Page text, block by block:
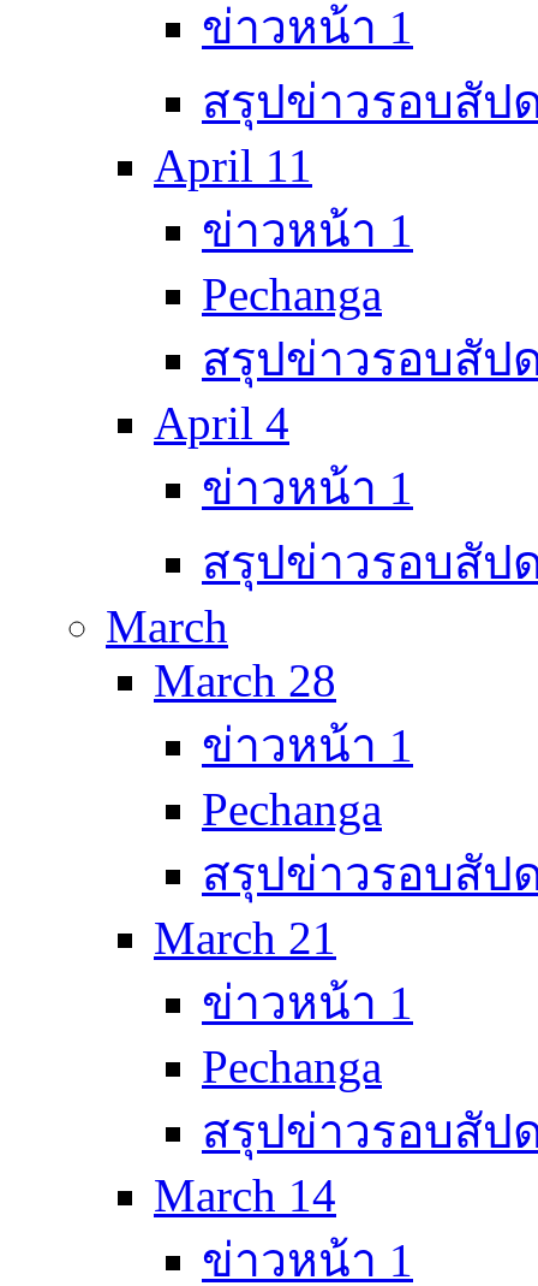
ข่าวหน้า 1
สรุปข่าวรอบสัป
April 11
ข่าวหน้า 1
Pechanga
สรุปข่าวรอบสัป
April 4
ข่าวหน้า 1
สรุปข่าวรอบสัป
March
March 28
ข่าวหน้า 1
Pechanga
สรุปข่าวรอบสัป
March 21
ข่าวหน้า 1
Pechanga
สรุปข่าวรอบสัป
March 14
ข่าวหน้า 1